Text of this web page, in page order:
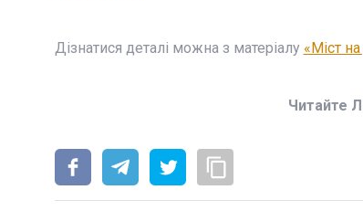
Дізнатися деталі можна з матеріалу «Міст
Читайте